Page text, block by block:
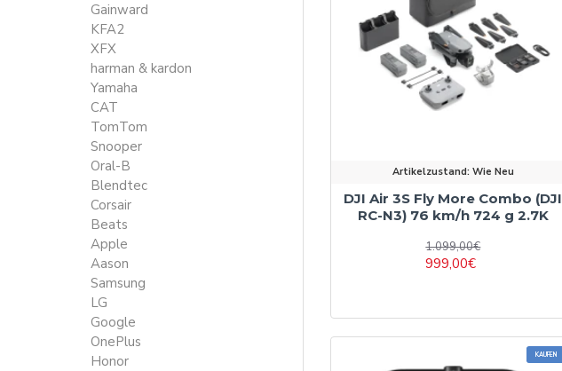
Gainward
KFA2
XFX
harman & kardon
Yamaha
CAT
TomTom
Snooper
Oral-B
Blendtec
Corsair
Beats
Apple
Aason
Samsung
LG
Google
OnePlus
Honor
Artikelzustand: Wie Neu
DJI Air 3S Fly More Combo (DJI
RC-N3) 76 km/h 724 g 2.7K
999,00€
1.099,00€
KAUFEN